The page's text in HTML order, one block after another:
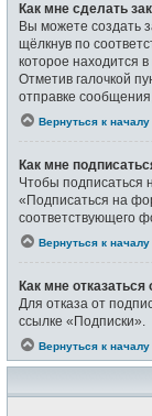
Как мне сделать
Вы можете создать
щёлкнув по
которое находится
Отметив галочкой
отправке
Вернуться к началу
Как мне
Чтобы подписаться
«Подписаться на
соответствующего
Вернуться к началу
Как мне отказаться
Для отказа от
ссылке «Подписки».
Вернуться к началу